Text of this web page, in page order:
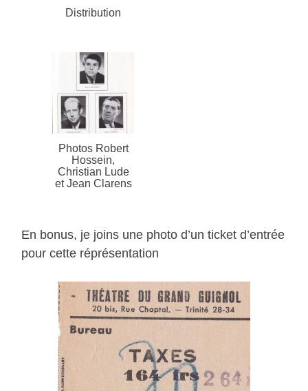
Distribution
Photos Robert
Hossein,
Christian Lude
et Jean Clarens
En bonus, je joins une photo d’un ticket d’entrée
pour cette réprésentation